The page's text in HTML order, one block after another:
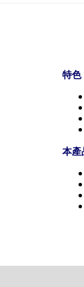
特色
本產